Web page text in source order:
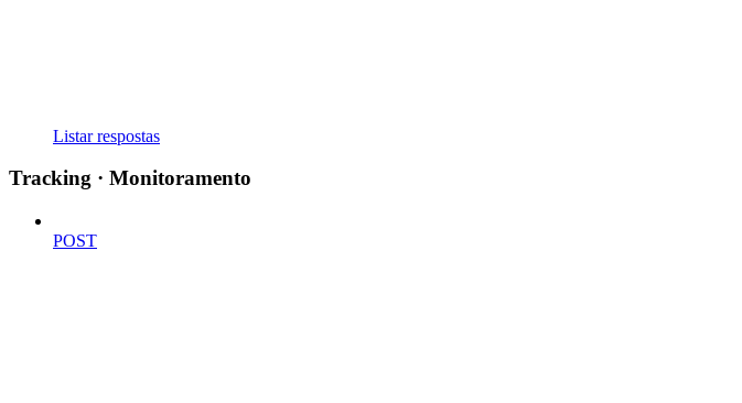
Listar respostas
Tracking · Monitoramento
POST